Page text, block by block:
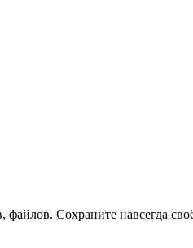
Сохраните навсегда